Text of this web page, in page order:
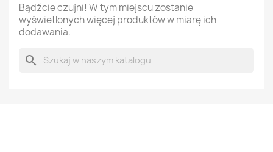
Bądźcie czujni! W tym miejscu zostanie
wyświetlonych więcej produktów w miarę ich
dodawania.
search